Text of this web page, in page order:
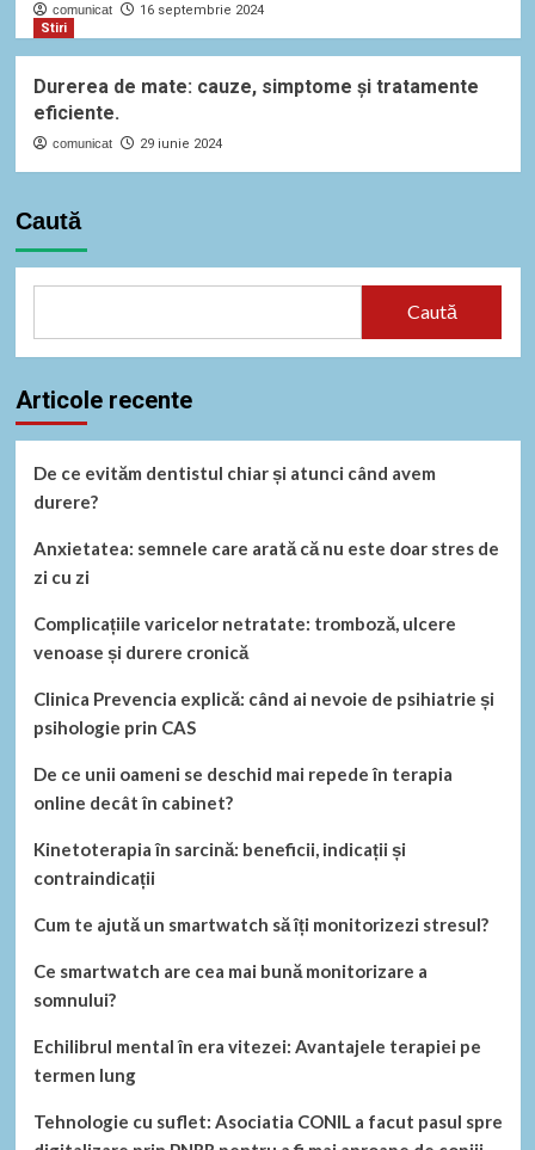
comunicat
16 septembrie 2024
Stiri
Durerea de mate: cauze, simptome și tratamente
eficiente.
comunicat 29 iunie 2024
Caută
Caută
Articole recente
De ce evităm dentistul chiar și atunci când avem
durere?
Anxietatea: semnele care arată că nu este doar stres de
zi cu zi
Complicațiile varicelor netratate: tromboză, ulcere
venoase și durere cronică
Clinica Prevencia explică: când ai nevoie de psihiatrie și
psihologie prin CAS
De ce unii oameni se deschid mai repede în terapia
online decât în cabinet?
Kinetoterapia în sarcină: beneficii, indicații și
contraindicații
Cum te ajută un smartwatch să îți monitorizezi stresul?
Ce smartwatch are cea mai bună monitorizare a
somnului?
Echilibrul mental în era vitezei: Avantajele terapiei pe
termen lung
Tehnologie cu suflet: Asociatia CONIL a facut pasul spre